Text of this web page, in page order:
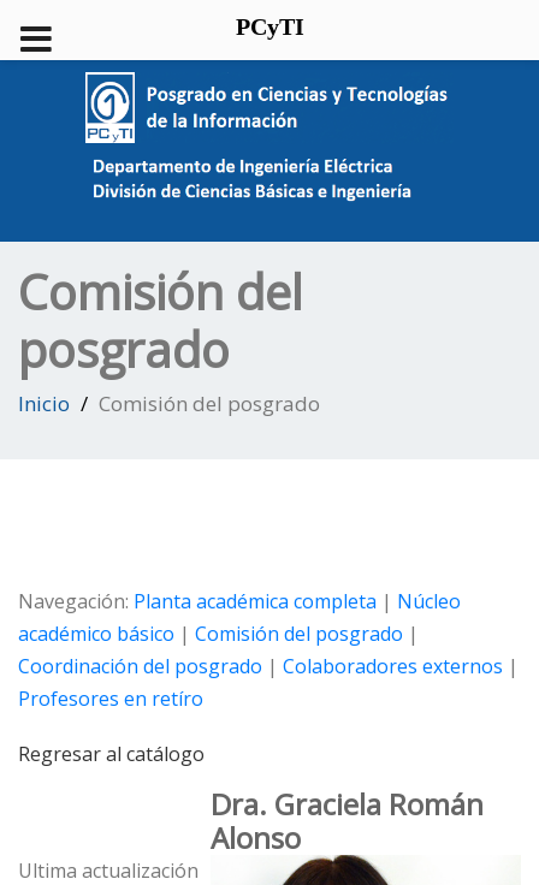
Comisión del
posgrado
Inicio Comisión del posgrado
Navegación: Planta académica completa | Núcleo
académico básico | Comisión del posgrado |
Coordinación del posgrado | Colaboradores externos |
Profesores en retíro
Regresar al catálogo
Dra. Graciela Román
Alonso
Ultima actualización
PCyTI